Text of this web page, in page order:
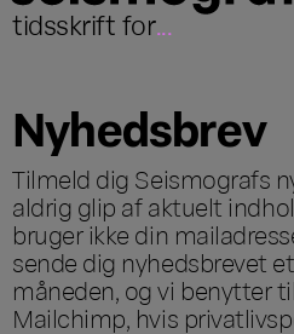
tidsskrift for...
Nyhedsbrev
Tilmeld dig Seismografs
aldrig glip af aktuelt
bruger ikke din
sende dig nyhedsbrevet
måneden, og vi benytter
Mailchimp, hvis